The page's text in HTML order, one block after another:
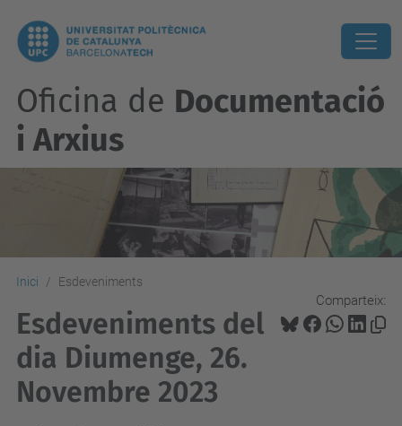
Oficina de Documentació
i Arxius
Inici Esdeveniments
Comparteix:
Esdeveniments del
dia Diumenge, 26.
Novembre 2023